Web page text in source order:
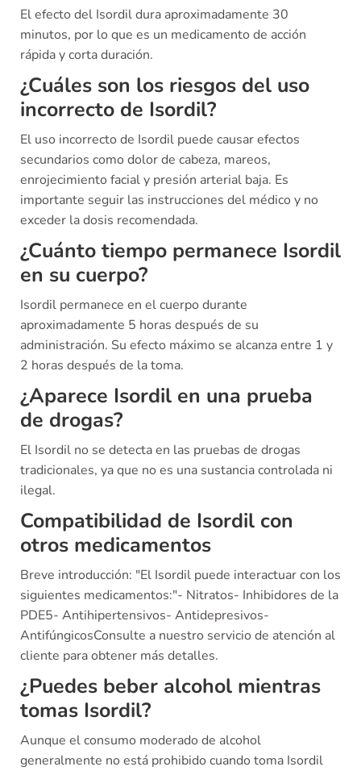
El efecto del Isordil dura aproximadamente 30
minutos, por lo que es un medicamento de acción
rápida y corta duración.
¿Cuáles son los riesgos del uso
incorrecto de Isordil?
El uso incorrecto de Isordil puede causar efectos
secundarios como dolor de cabeza, mareos,
enrojecimiento facial y presión arterial baja. Es
importante seguir las instrucciones del médico y no
exceder la dosis recomendada.
¿Cuánto tiempo permanece Isordil
en su cuerpo?
Isordil permanece en el cuerpo durante
aproximadamente 5 horas después de su
administración. Su efecto máximo se alcanza entre 1 y
2 horas después de la toma.
¿Aparece Isordil en una prueba
de drogas?
El Isordil no se detecta en las pruebas de drogas
tradicionales, ya que no es una sustancia controlada ni
ilegal.
Compatibilidad de Isordil con
otros medicamentos
Breve introducción: "El Isordil puede interactuar con los
siguientes medicamentos:"- Nitratos- Inhibidores de la
PDE5- Antihipertensivos- Antidepresivos-
AntifúngicosConsulte a nuestro servicio de atención al
cliente para obtener más detalles.
¿Puedes beber alcohol mientras
tomas Isordil?
Aunque el consumo moderado de alcohol
generalmente no está prohibido cuando toma Isordil